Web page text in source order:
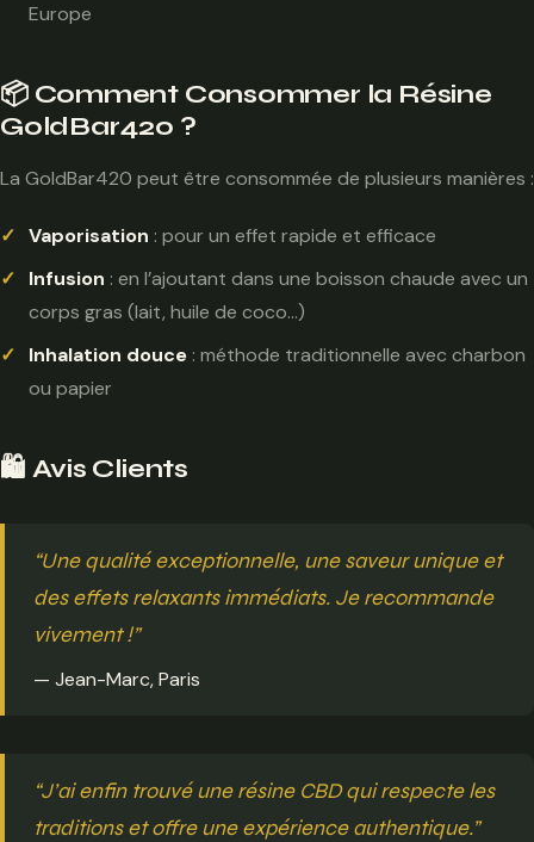
Europe
📦 Comment Consommer la Résine
GoldBar420 ?
La GoldBar420 peut être consommée de plusieurs manières :
Vaporisation : pour un effet rapide et efficace
Infusion : en l’ajoutant dans une boisson chaude avec un
corps gras (lait, huile de coco…)
Inhalation douce : méthode traditionnelle avec charbon
ou papier
🛍️ Avis Clients
“Une qualité exceptionnelle, une saveur unique et
des effets relaxants immédiats. Je recommande
vivement !”
— Jean-Marc, Paris
“J’ai enfin trouvé une résine CBD qui respecte les
traditions et offre une expérience authentique.”